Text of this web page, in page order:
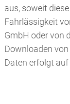
aus, soweit
Fahrlässigkeit
GmbH oder von
Downloaden
Daten erfolgt auf